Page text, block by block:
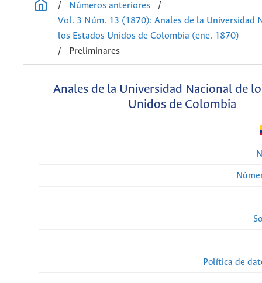
/
Números anteriores
/
Vol. 3 Núm. 13 (1870): Anales de la Universidad
los Estados Unidos de Colombia (ene. 1870)
/
Preliminares
Anales de la Universidad Nacional de
Unidos de Colombia
Política de